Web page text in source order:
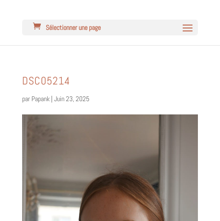
Sélectionner une page
DSC05214
par Papank| Juin 23, 2025